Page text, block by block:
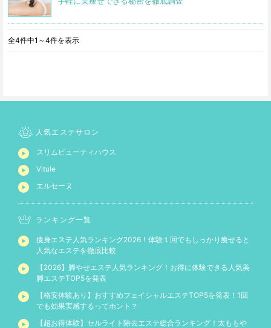
全4件中1～4件を表示
人気エステサロン
スリムビューティハウス
Vitule
エルセーヌ
ランキング一覧
痩身エステ人気ランキング2026！体験１回でもしっかり痩せると
人気なエステを徹底比較
【2026】脚やせエステ人気ランキング！お得に体験できる人気美
脚エステTOP5を発表
【格安体験あり】おすすめフェイシャルエステTOP5を発表！1回
でも効果実感するってホント？
【超お得体験】セルライト除去エステ総合ランキング！太ももや